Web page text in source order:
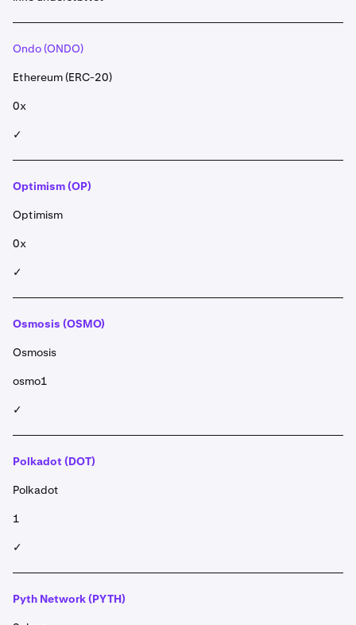
Ondo (ONDO)
Ethereum (ERC-20)
0x
✓
Optimism (OP)
Optimism
0x
✓
Osmosis (OSMO)
Osmosis
osmo1
✓
Polkadot (DOT)
Polkadot
1
✓
Pyth Network (PYTH)